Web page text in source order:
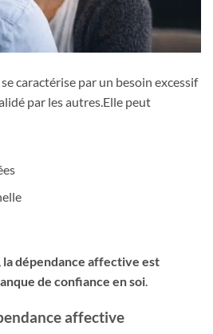
caractérise par un besoin excessif
par les autres.Elle peut
la dépendance affective est
de confiance en soi.
affective